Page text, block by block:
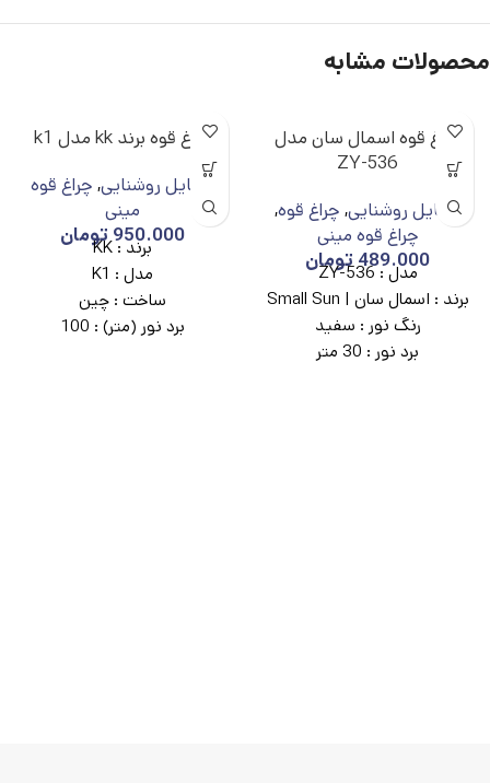
محصولات مشابه
چراغ قوه اسمال سان مدل
ZY-536
وسایل روشنایی, چراغ قوه,
چراغ قوه مینی
489.000تومان مدل :ZY-536
برند : اسمال سان | Small Sun
رنگ نور : سفید
برد نور : 30 متر
چراغ قوه برند kk مدل k1
وسایل روشنایی, چراغ قوه
مینی
950.000 تومان برند : KK
مدل : K1
ساخت : چین
برد نور (متر) : 100